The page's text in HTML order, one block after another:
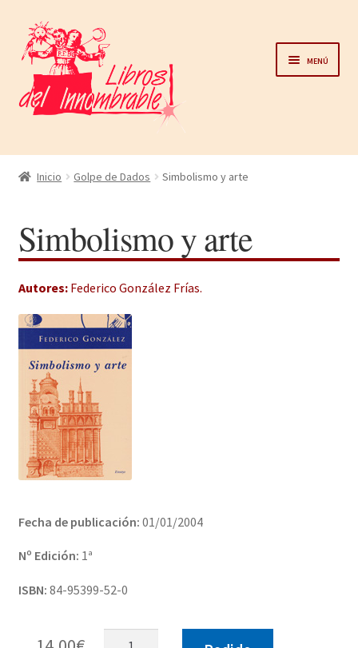
navegación
al
contenido
Menú
Home
Noticias
Autores
Sobre nosotros
Solicitar Pedido
Contacto
Inicio Golpe de Dados Simbolismo y arte
Simbolismo y arte
Autores: Federico González Frías.
Fecha de publicación: 01/01/2004
Nº Edición: 1ª
ISBN: 84-95399-52-0